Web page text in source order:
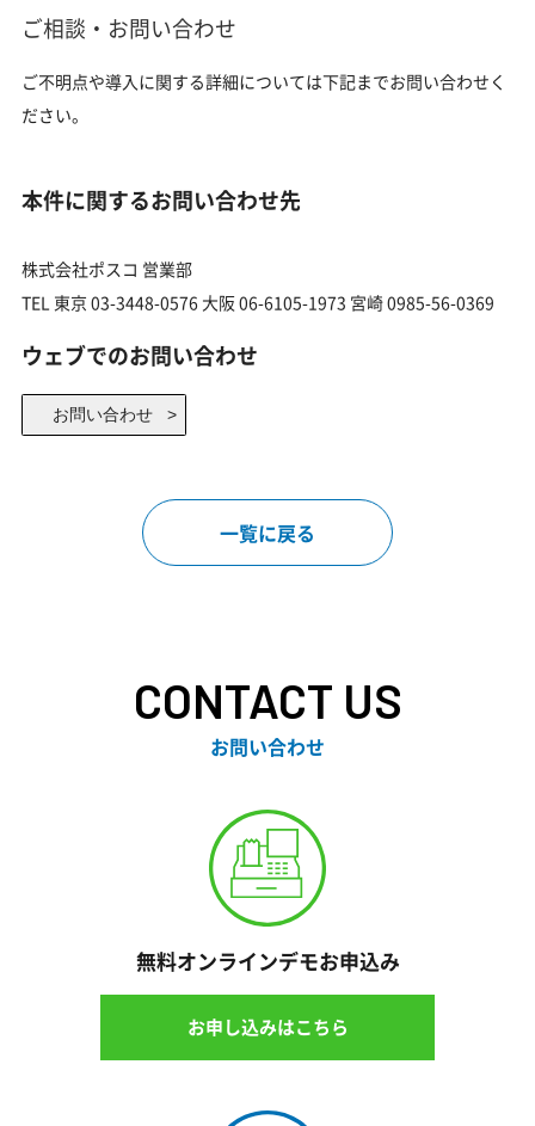
ご相談・お問い合わせ
ご不明点や導入に関する詳細については下記までお問い合わせく
ださい。
本件に関するお問い合わせ先
株式会社ポスコ 営業部
TEL 東京 03-3448-0576 大阪 06-6105-1973 宮崎 0985-56-0369
ウェブでのお問い合わせ
お問い合わせ >
一覧に戻る
CONTACT US
お問い合わせ
無料オンラインデモお申込み
お申し込みはこちら